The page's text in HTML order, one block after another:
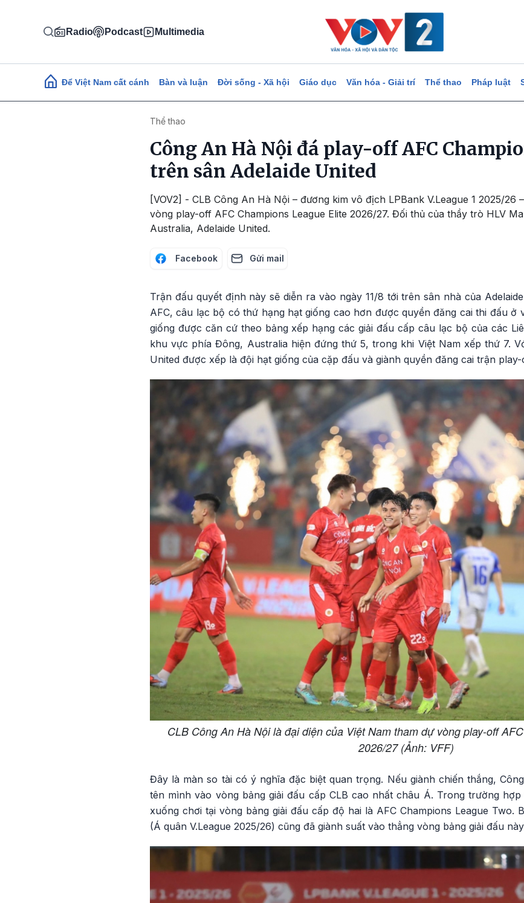
Radio Podcast Multimedia
Main navigation
Để Việt Nam cất cánh Bàn và luận Đời sống - Xã hội Giáo dục Văn hóa - Giải trí Thể thao Pháp luật
Thể thao
Công An Hà Nội đá play-off AFC
trên sân Adelaide United
[VOV2] - CLB Công An Hà Nội – đương kim vô địch LPBank V.League 1 2025/26
vòng play-off AFC Champions League Elite 2026/27. Đối thủ của thầy trò HLV
Australia, Adelaide United.
Facebook Gửi mail
Trận đấu quyết định này sẽ diễn ra vào ngày 11/8 tới trên sân nhà của
AFC, câu lạc bộ có thứ hạng hạt giống cao hơn được quyền đăng cai thi đấu ở
giống được căn cứ theo bảng xếp hạng các giải đấu cấp câu lạc bộ của các
khu vực phía Đông, Australia hiện đứng thứ 5, trong khi Việt Nam xếp thứ 7.
United được xếp là đội hạt giống của cặp đấu và giành quyền đăng cai trận play-
CLB Công An Hà Nội là đại diện của Việt Nam tham dự vòng play-off
2026/27 (Ảnh: VFF)
Đây là màn so tài có ý nghĩa đặc biệt quan trọng. Nếu giành chiến thắng,
tên mình vào vòng bảng giải đấu cấp CLB cao nhất châu Á. Trong trường
xuống chơi tại vòng bảng giải đấu cấp độ hai là AFC Champions League Two.
(Á quân V.League 2025/26) cũng đã giành suất vào thẳng vòng bảng giải đấu